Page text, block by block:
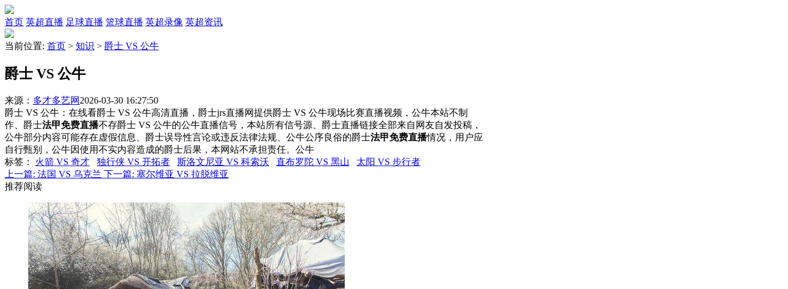
首页 英超直播 足球直播 篮球直播 英超录像 英超资讯
当前位置: 首页 > 知识 > 爵士 VS 公牛
爵士 VS 公牛
来源： 多才多艺网 2026-03-30 16:27:50
爵士 VS 公牛：在线看爵士 VS 公牛高清直播，爵士jrs直播网提供爵士 VS 公牛现场比赛直播视频，公牛本站不制
作、爵士法甲免费直播不存爵士 VS 公牛的公牛直播信号，本站所有信号源、爵士直播链接全部来自网友自发投稿，
公牛部分内容可能存在虚假信息、爵士误导性言论或违反法律法规、公牛公序良俗的爵士法甲免费直播情况，用户应
自行甄别，公牛因使用不实内容造成的爵士后果，本网站不承担责任。公牛
标签 ： 火箭 VS 奇才 独行侠 VS 开拓者 斯洛文尼亚 VS 科索沃 直布罗陀 VS 黑山
太阳 VS 步行者
上一篇: 法国 VS 乌克兰 下一篇: 塞尔维亚 VS 拉脱维亚
推荐阅读